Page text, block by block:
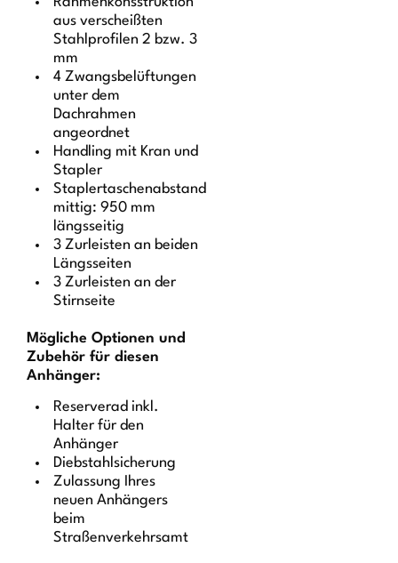
aus verscheißten
Stahlprofilen 2 bzw. 3
mm
4 Zwangsbelüftungen
unter dem
Dachrahmen
angeordnet
Handling mit Kran und
Stapler
Staplertaschenabstand
mittig: 950 mm
längsseitig
3 Zurleisten an beiden
Längsseiten
3 Zurleisten an der
Stirnseite
Mögliche Optionen und
Zubehör für diesen
Anhänger:
Reserverad inkl.
Halter für den
Anhänger
Diebstahlsicherung
Zulassung Ihres
neuen Anhängers
beim
Straßenverkehrsamt